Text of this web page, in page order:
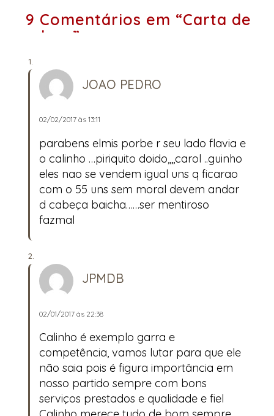
9 Comentários em “Carta de
adeus”
JOAO PEDRO
02/02/2017 às 13:11
parabens elmis porbe r seu lado flavia e
o calinho …piriquito doido,,,,carol ..guinho
eles nao se vendem igual uns q ficarao
com o 55 uns sem moral devem andar
d cabeça baicha……ser mentiroso
fazmal
JPMDB
02/01/2017 às 22:38
Calinho é exemplo garra e
competência, vamos lutar para que ele
não saia pois é figura importância em
nosso partido sempre com bons
serviços prestados e qualidade e fiel